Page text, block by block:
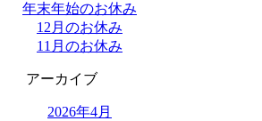
年末年始のお休み
12月のお休み
11月のお休み
アーカイブ
2026年4月